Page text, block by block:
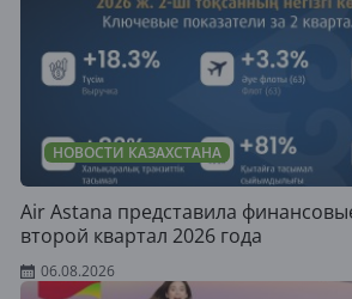
НОВОСТИ КАЗАХСТАНА
Air Astana представила
второй квартал 2026 года
06.08.2026